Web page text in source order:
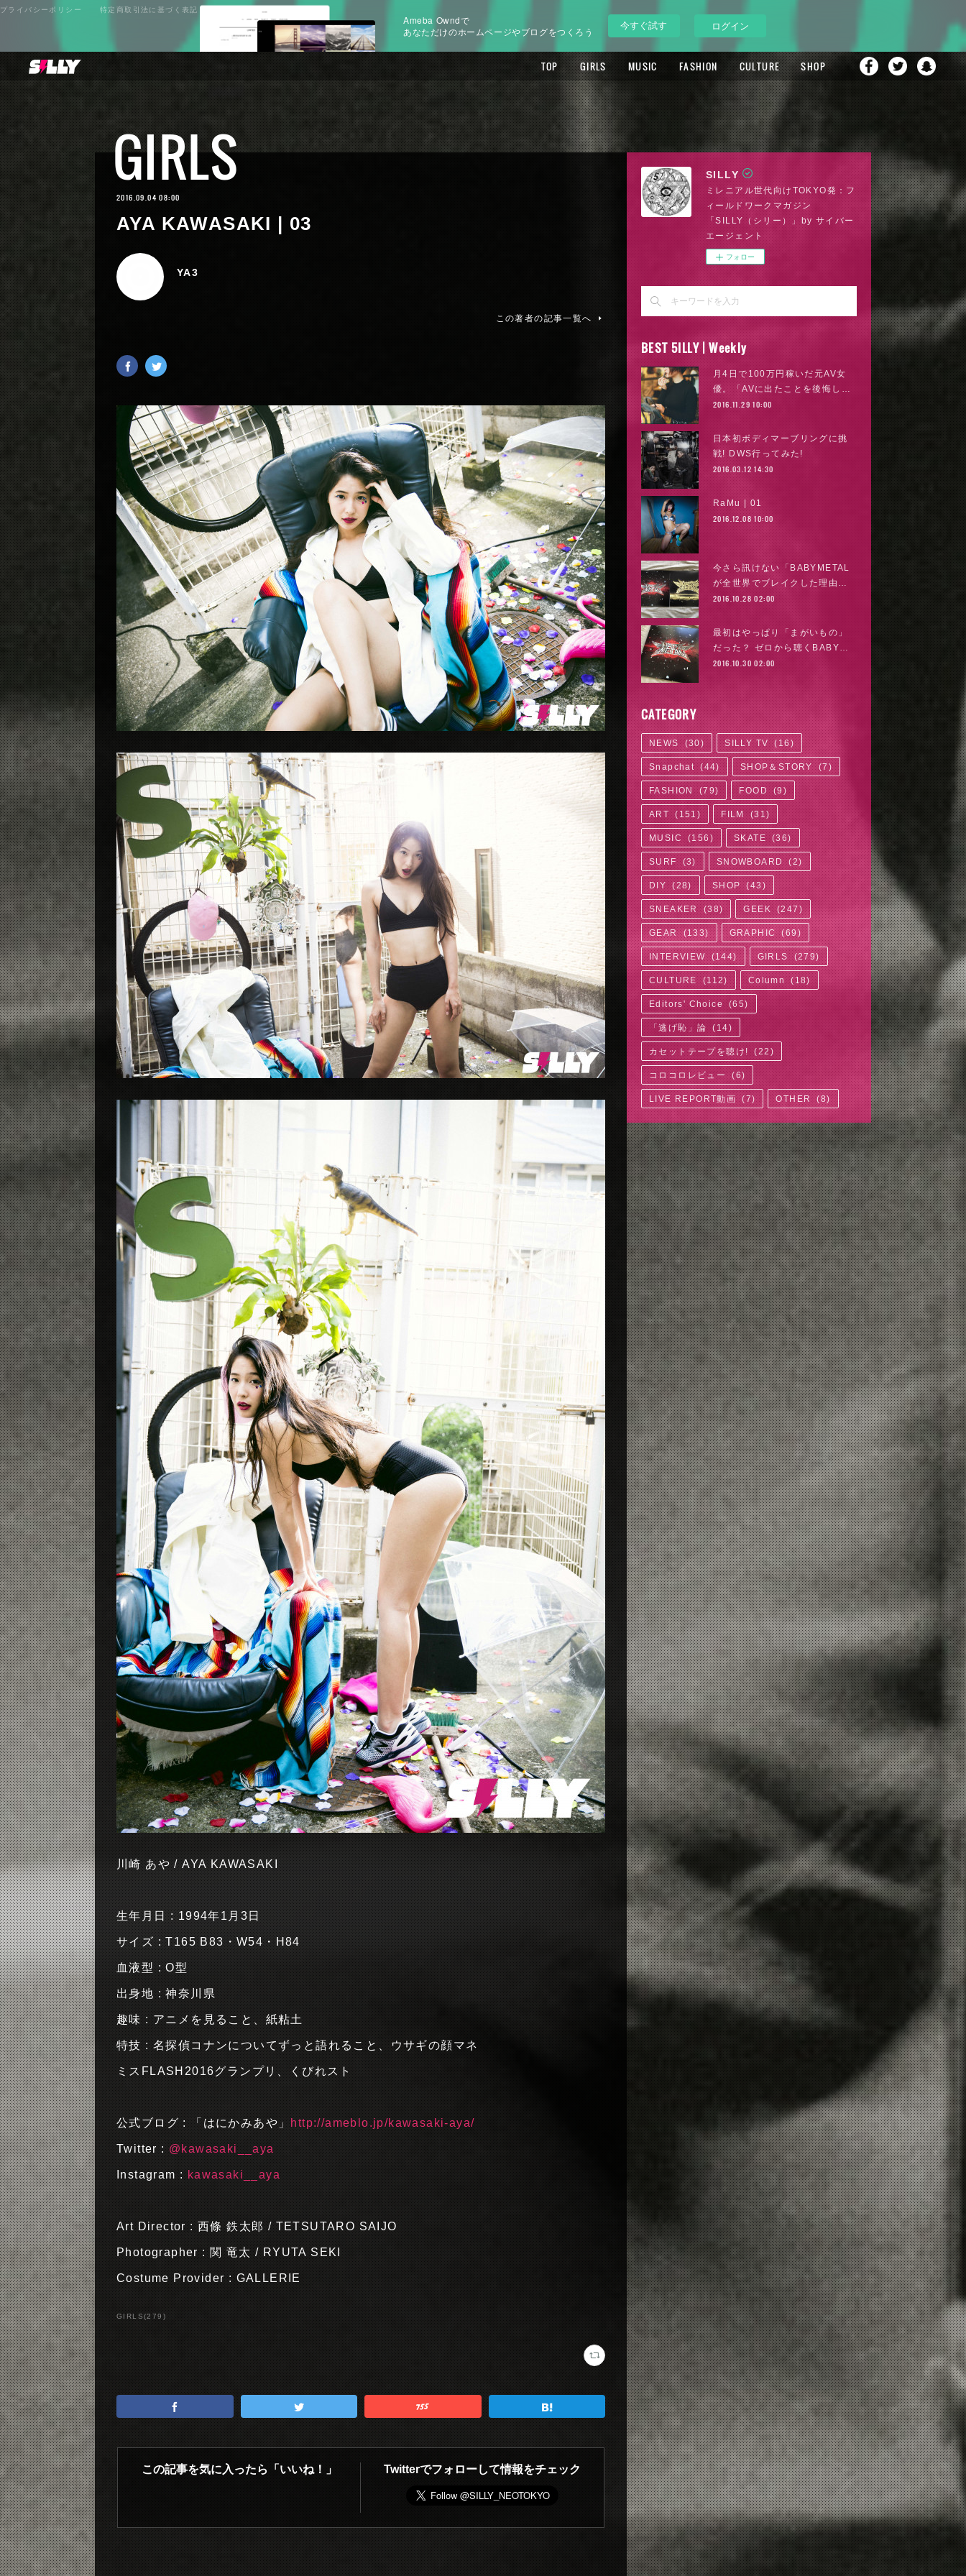
Ameba Owndで
あなただけのホームページやブログをつくろう
今すぐ試す ログイン
TOP GIRLS MUSIC FASHION CULTURE SHOP
GIRLS
2016.09.04 08:00
AYA KAWASAKI | 03
YA3
この著者の記事一覧へ
川崎 あや / AYA KAWASAKI
生年月日 : 1994年1月3日
サイズ : T165 B83・W54・H84
血液型 : O型
出身地 : 神奈川県
趣味 : アニメを見ること、紙粘土
特技 : 名探偵コナンについてずっと語れること、ウサギの顔マネ
ミスFLASH2016グランプリ、くびれスト
公式ブログ : 「はにかみあや」 http://ameblo.jp/kawasaki-aya/
Twitter : @kawasaki__aya
Instagram : kawasaki__aya
Art Director : 西條 鉄太郎 / TETSUTARO SAIJO
Photographer : 関 竜太 / RYUTA SEKI
Costume Provider : GALLERIE
GIRLS(279 )
SILLY
ミレニアル世代向けTOKYO発：フ
ィールドワークマガジン
「SILLY（シリー）」by サイバー
エージェント
フォロー
BEST 5ILLY | Weekly
月4日で100万円稼いだ元AV女
優。「AVに出たことを後悔し…
2016.11.29 10:00
日本初ボディマーブリングに挑
戦! DWS行ってみた!
2016.03.12 14:30
RaMu | 01
2016.12.08 10:00
今さら訊けない「BABYMETAL
が全世界でブレイクした理由…
2016.10.28 02:00
最初はやっぱり「まがいもの」
だった？ ゼロから聴くBABY…
2016.10.30 02:00
CATEGORY
NEWS (30) SILLY TV (16)
Snapchat (44) SHOP＆STORY (7)
FASHION (79) FOOD (9 )
ART ( 151 ) FILM (31)
MUSIC (156 ) SKATE (36)
SURF (3) SNOWBOARD (2)
DIY (28) SHOP (43)
SNEAKER (38) GEEK (247)
GEAR (133) GRAPHIC (69)
INTERVIEW (144) GIRLS (279)
CULTURE (112) Column (18)
Editors' Choice (65)
「逃げ恥」論 ( 14)
カセットテープを聴け! (22 )
コロコロレビュー (6)
LIVE REPORT動画 (7) OTHER (8)
プライバシーポリシー 特定商取引法に基づく表記